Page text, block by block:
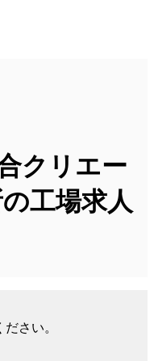
クリエー
工場求人
さい。